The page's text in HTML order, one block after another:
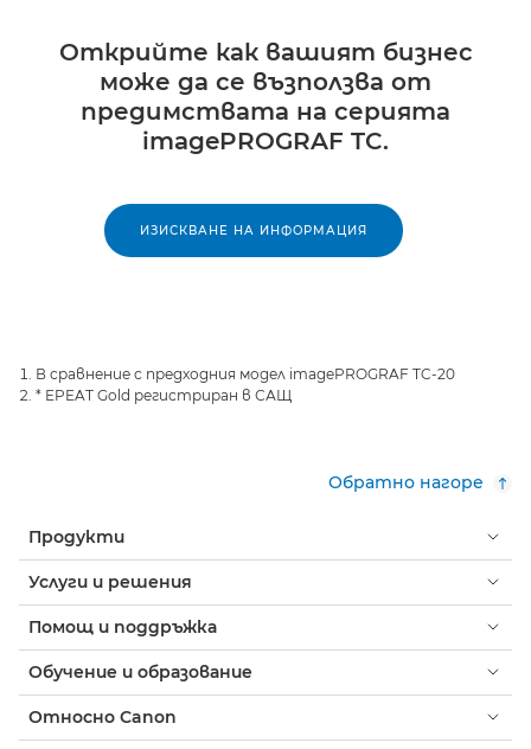
Открийте как вашият бизнес
може да се възползва от
предимствата на серията
imagePROGRAF TC.
ИЗИСКВАНЕ НА ИНФОРМАЦИЯ
В сравнение с предходния модел imagePROGRAF TC-20
* EPEAT Gold регистриран в САЩ
Обратно нагоре
Продукти
Услуги и решения
Помощ и поддръжка
Обучение и образование
Относно Canon